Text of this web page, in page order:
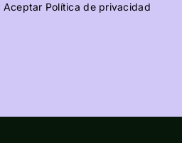
Aceptar Política de privacidad